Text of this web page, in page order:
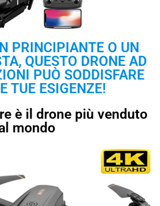
PRINCIPIANTE O UN
QUESTO DRONE AD
PUÒ SODDISFARE
TUE ESIGENZE!
è il drone più venduto
mondo